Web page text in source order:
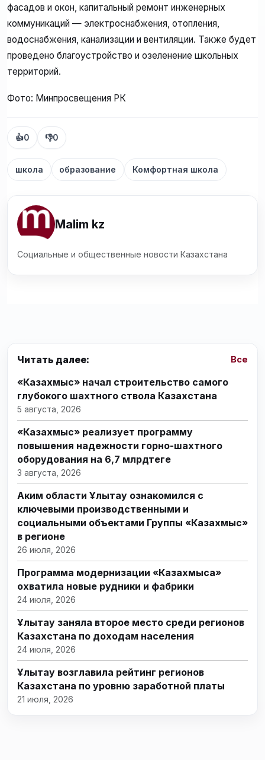
фасадов и окон, капитальный ремонт инженерных
коммуникаций — электроснабжения, отопления,
водоснабжения, канализации и вентиляции. Также будет
проведено благоустройство и озеленение школьных
территорий.
Фото: Минпросвещения РК
👍0 👎0
школа образование Комфортная школа
Malim kz
Социальные и общественные новости Казахстана
Читать далее: Все
«Казахмыс» начал строительство самого
глубокого шахтного ствола Казахстана
5 августа, 2026
«Казахмыс» реализует программу
повышения надежности горно-шахтного
оборудования на 6,7 млрдтеңге
3 августа, 2026
Аким области Ұлытау ознакомился с
ключевыми производственными и
социальными объектами Группы «Казахмыс»
в регионе
26 июля, 2026
Программа модернизации «Казахмыса»
охватила новые рудники и фабрики
24 июля, 2026
Ұлытау заняла второе место среди регионов
Казахстана по доходам населения
24 июля, 2026
Ұлытау возглавила рейтинг регионов
Казахстана по уровню заработной платы
21 июля, 2026